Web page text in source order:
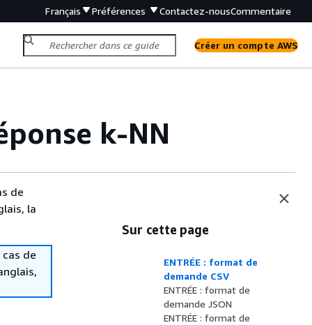
Français Préférences Contactez-nousCommentaire
Créer un compte AWS
k-NN
de
la
de
Sur cette page
ENTRÉE : format de
demande CSV
ENTRÉE : format de
demande JSON
ENTRÉE : format de